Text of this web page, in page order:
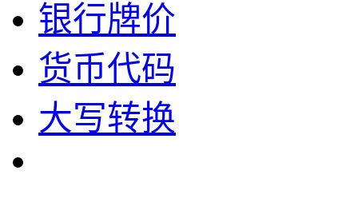
银行牌价
货币代码
大写转换